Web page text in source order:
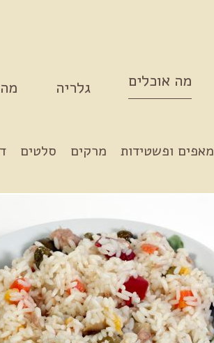
מה אוכלים גלריה
מאפים ופשטידות מרקים סלטים